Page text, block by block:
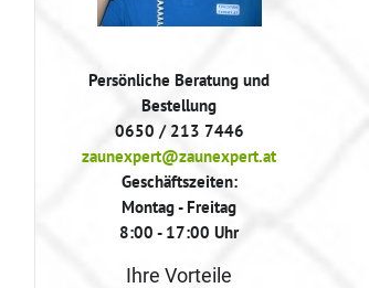
Persönliche Beratung und
Bestellung
0650 / 213 7446
zaunexpert@zaunexpert.at
Geschäftszeiten:
Montag - Freitag
8:00 - 17:00 Uhr
Ihre Vorteile